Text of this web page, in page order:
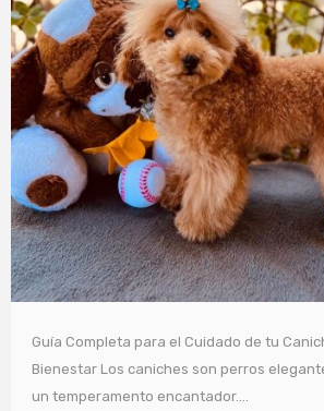
Guía Completa para el Cuidado de tu
Bienestar Los caniches son perros
un temperamento encantador....